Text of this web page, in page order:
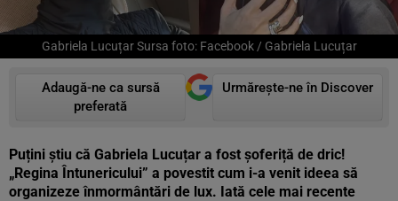
Gabriela Lucuțar Sursa foto: Facebook / Gabriela Lucuțar
Adaugă-ne ca sursă
preferată
Urmărește-ne în Discover
Puțini știu că Gabriela Lucuțar a fost șoferiță de dric!
„Regina Întunericului” a povestit cum i-a venit ideea să
organizeze înmormântări de lux. Iată cele mai recente